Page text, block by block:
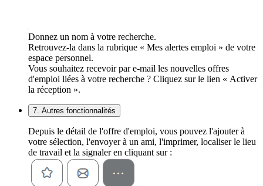
Donnez un nom à votre recherche.
Retrouvez-la dans la rubrique « Mes alertes emploi » de votre
espace personnel.
Vous souhaitez recevoir par e-mail les nouvelles offres
d'emploi liées à votre recherche ? Cliquez sur le lien « Activer
la réception ».
7. Autres fonctionnalités
Depuis le détail de l'offre d'emploi, vous pouvez l'ajouter à
votre sélection, l'envoyer à un ami, l'imprimer, localiser le lieu
de travail et la signaler en cliquant sur :